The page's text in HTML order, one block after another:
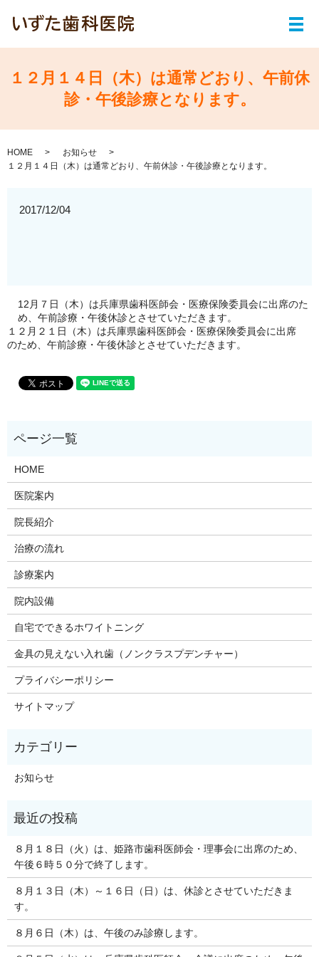
メ
１２月１４日（木）は通常どおり、午前休
診・午後診療となります。
HOME
お知らせ
１２月１４日（木）は通常どおり、午前休診・午後診療となります。
2017/12/04
12月７日（木）は兵庫県歯科医師会・医療保険委員会に出席のた
め、午前診療・午後休診とさせていただきます。
１２月２１日（木）は兵庫県歯科医師会・医療保険委員会に出席
のため、午前診療・午後休診とさせていただきます。
HOME
医院案内
院長紹介
治療の流れ
診療案内
院内設備
自宅でできるホワイトニング
金具の見えない入れ歯（ノンクラスプデンチャー）
プライバシーポリシー
サイトマップ
お知らせ
８月１８日（火）は、姫路市歯科医師会・理事会に出席のため、
午後６時５０分で終了します。
８月１３日（木）～１６日（日）は、休診とさせていただきま
す。
８月６日（木）は、午後のみ診療します。